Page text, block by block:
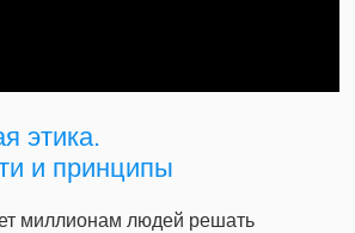
этика.
и принципы
миллионам людей решать